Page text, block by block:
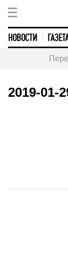
НОВОСТИ
2019-01-